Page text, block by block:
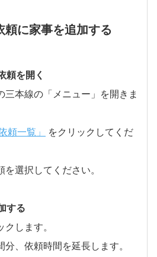
頼に家事を追加する
頼を開く
三本線の「メニュー」を開きま
頼一覧」
をクリックしてくだ
選択してください。
する
します。
、依頼時間を延長します。